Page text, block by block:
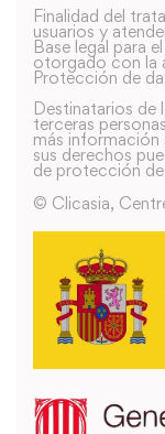
Finalidad del
usuarios y
Base legal para
otorgado con la
Protección de
Destinatarios de
terceras
más
sus derechos
de protección
© Clicasia,